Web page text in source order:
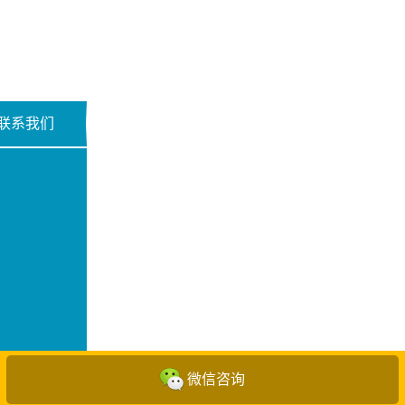
系我们
微信咨询